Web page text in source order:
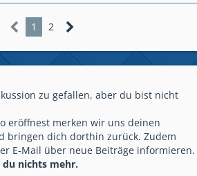
1 2
zu gefallen, aber du bist nicht
eröffnest merken wir uns deinen
bringen dich dorthin zurück. Zudem
E-Mail über neue Beiträge informieren.
du nichts mehr.